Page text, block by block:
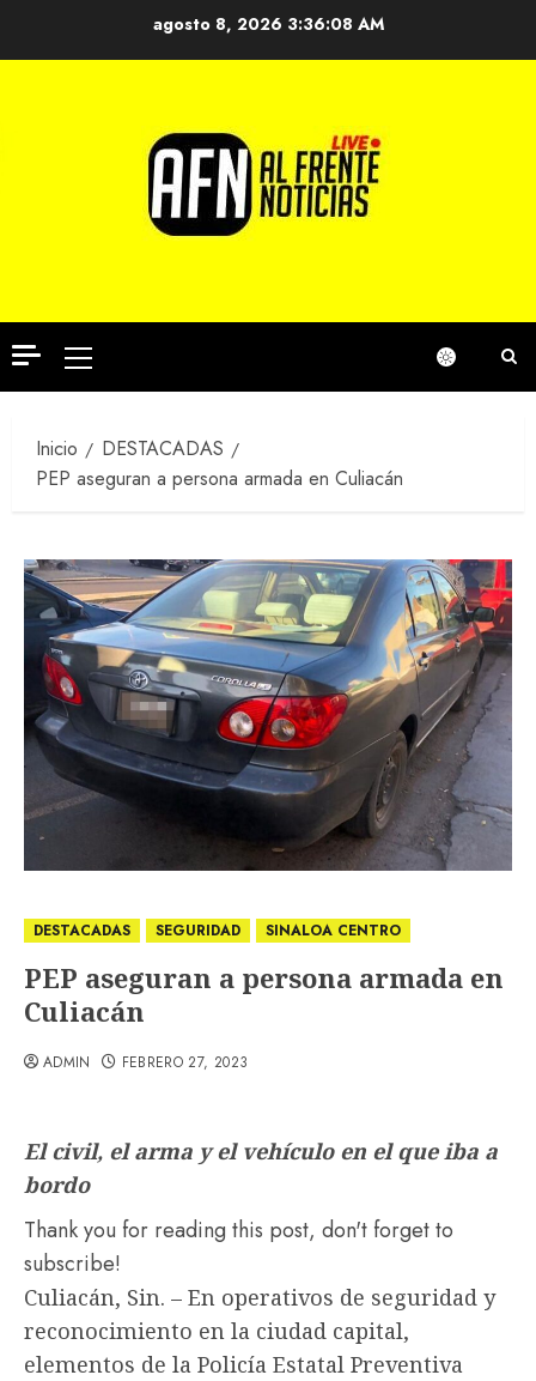
agosto 8, 2026 3:36:08 AM
Menú
principal
Inicio
DESTACADAS
PEP aseguran a persona armada en Culiacán
DESTACADAS SEGURIDAD SINALOA CENTRO
PEP aseguran a persona armada en
Culiacán
ADMIN FEBRERO 27, 2023
El civil, el arma y el vehículo en el que iba a
bordo
Thank you for reading this post, don't forget to
subscribe!
Culiacán, Sin. – En operativos de seguridad y
reconocimiento en la ciudad capital,
elementos de la Policía Estatal Preventiva